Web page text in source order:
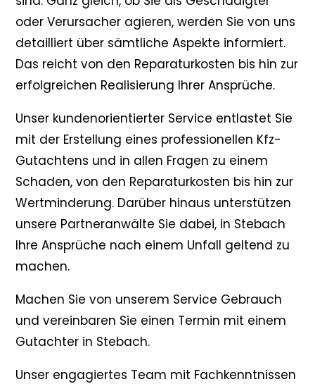
oder Verursacher agieren, werden Sie von uns
detailliert über sämtliche Aspekte informiert.
Das reicht von den Reparaturkosten bis hin zur
erfolgreichen Realisierung Ihrer Ansprüche.
Unser kundenorientierter Service entlastet Sie
mit der Erstellung eines professionellen Kfz-
Gutachtens und in allen Fragen zu einem
Schaden, von den Reparaturkosten bis hin zur
Wertminderung. Darüber hinaus unterstützen
unsere Partneranwälte Sie dabei, in Stebach
Ihre Ansprüche nach einem Unfall geltend zu
machen.
Machen Sie von unserem Service Gebrauch
und vereinbaren Sie einen Termin mit einem
Gutachter in Stebach.
Unser engagiertes Team mit Fachkenntnissen